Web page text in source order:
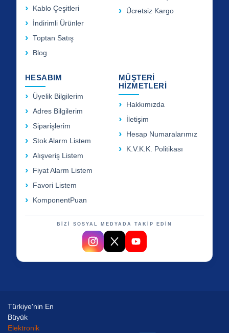
Kablo Çeşitleri
İndirimli Ürünler
Toptan Satış
Blog
Ücretsiz Kargo
HESABIM
Üyelik Bilgilerim
Adres Bilgilerim
Siparişlerim
Stok Alarm Listem
Alışveriş Listem
Fiyat Alarm Listem
Favori Listem
KomponentPuan
MÜŞTERİ
HİZMETLERİ
Hakkımızda
İletişim
Hesap Numaralarımız
K.V.K.K. Politikası
BİZİ SOSYAL MEDYADA TAKİP EDİN
Türkiye'nin En
Büyük
Elektronik